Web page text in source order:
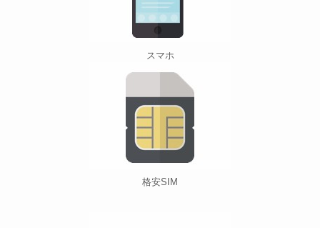
スマホ
格安SIM